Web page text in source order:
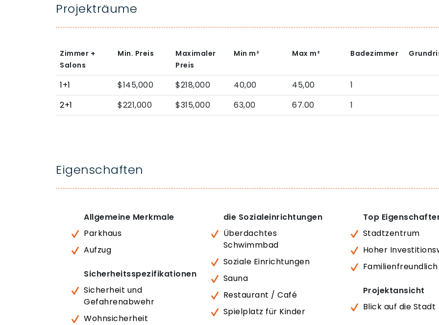
Projekträume
Zimmer +
Salons
Min. Preis
Maximaler
Preis
Min m² Max m² Badezimmer
1+1 $145,000 $218,000 40,00 45,00
1
2+1
$221,000 $315,000 63,00 67.00 1
Eigenschaften
Allgemeine Merkmale
Parkhaus
Aufzug
Sicherheitsspezifikationen
Sicherheit und
Gefahrenabwehr
Wohnsicherheit
die Sozialeinrichtungen
Überdachtes
Schwimmbad
Soziale Einrichtungen
Sauna
Restaurant / Café
Spielplatz für Kinder
Top
Stadtzentrum
Hoher
Familienfreundlich
Projektansicht
Blick auf die Stadt